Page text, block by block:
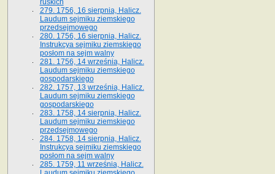
ruskich
279. 1756, 16 sierpnia, Halicz.
Laudum sejmiku ziemskiego
przedsejmowego
280. 1756, 16 sierpnia, Halicz.
Instrukcya sejmiku ziemskiego
posłom na sejm walny
281. 1756, 14 września, Halicz.
Laudum sejmiku ziemskiego
gospodarskiego
282. 1757, 13 września, Halicz.
Laudum sejmiku ziemskiego
gospodarskiego
283. 1758, 14 sierpnia, Halicz.
Laudum sejmiku ziemskiego
przedsejmowego
284. 1758, 14 sierpnia, Halicz.
Instrukcya sejmiku ziemskiego
posłom na sejm walny
285. 1759, 11 września, Halicz.